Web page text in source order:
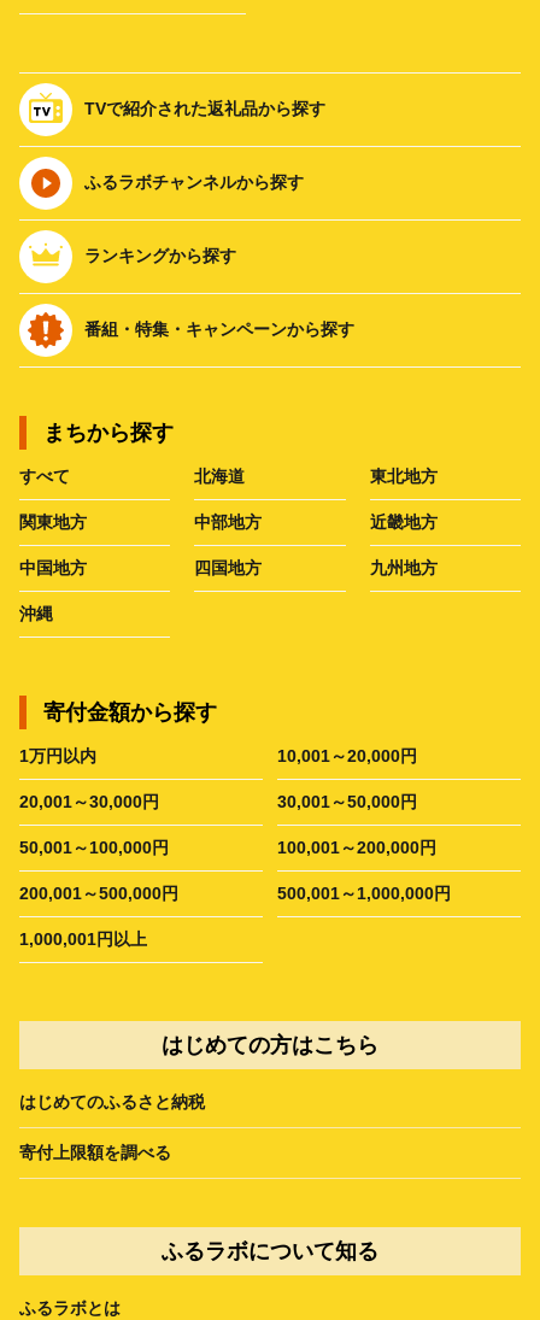
TVで紹介された返礼品から探す
ふるラボチャンネルから探す
ランキングから探す
番組・特集・キャンペーンから探す
まちから探す
すべて 北海道 東北地方
関東地方 中部地方 近畿地方
中国地方 四国地方 九州地方
沖縄
寄付金額から探す
1万円以内 10,001～20,000円
20,001～30,000円 30,001～50,000円
50,001～100,000円 100,001～200,000円
200,001～500,000円 500,001～1,000,000円
1,000,001円以上
はじめての方はこちら
はじめてのふるさと納税
寄付上限額を調べる
ふるラボについて知る
ふるラボとは